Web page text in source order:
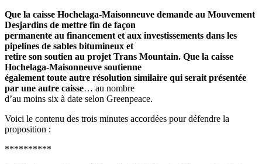
Que la caisse Hochelaga-Maisonneuve demande au Mouvement
Desjardins de mettre fin de façon
permanente au financement et aux investissements dans les
pipelines de sables bitumineux et
retire son soutien au projet Trans Mountain. Que la caisse
Hochelaga-Maisonneuve soutienne
également toute autre résolution similaire qui serait présentée
par une autre caisse… au nombre
d’au moins six à date selon Greenpeace.
Voici le contenu des trois minutes accordées pour défendre la
proposition :
**********